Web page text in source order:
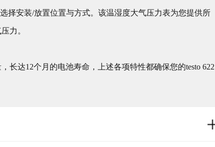
择安装/放置位置与方式。该温湿度大气压力表为您提供所
力。
长达12个月的电池寿命，上述各项特性都确保您的testo 622